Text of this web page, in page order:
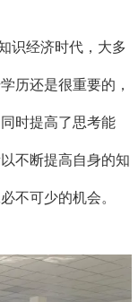
识经济时代，大多
历还是很重要的，
时提高了思考能
不断提高自身的知
不可少的机会。